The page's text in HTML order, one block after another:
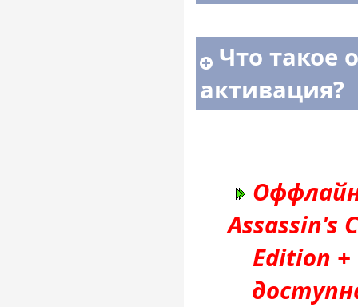
Что такое
активация?
Assassin's
Edition +